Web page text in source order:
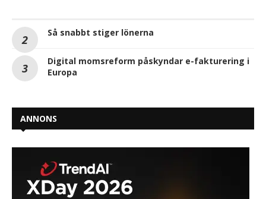
Så snabbt stiger lönerna
Digital momsreform påskyndar e-fakturering i
Europa
ANNONS